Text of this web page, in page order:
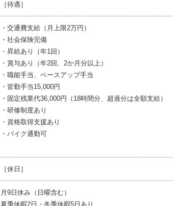
［待遇］
┈┈┈┈┈┈┈┈┈┈┈┈┈┈┈┈┈┈┈┈┈┈┈┈┈┈
・交通費支給（月上限2万円）
・社会保険完備
・昇給あり（年1回）
・賞与あり（年2回、2か月分以上）
・職能手当、ベースアップ手当
・皆勤手当15,000円
・固定残業代36,000円（18時間分、超過分は全額支給）
・研修制度あり
・資格取得支援あり
・バイク通勤可
┈┈┈┈┈┈┈┈┈┈┈┈┈┈┈┈┈┈┈┈┈┈┈┈┈┈
［休日］
┈┈┈┈┈┈┈┈┈┈┈┈┈┈┈┈┈┈┈┈┈┈┈┈┈┈
月9日休み（日曜含む）
夏季休暇2日・冬季休暇5日あり